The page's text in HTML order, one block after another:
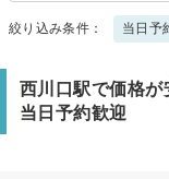
絞り込み条件： 当日予
西川口駅で価格が
当日予約歓迎